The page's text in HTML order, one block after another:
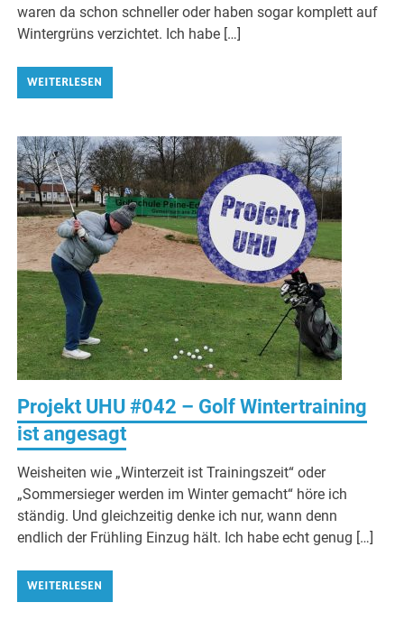
waren da schon schneller oder haben sogar komplett auf
Wintergrüns verzichtet. Ich habe […]
WEITERLESEN
Projekt UHU #042 – Golf Wintertraining
ist angesagt
Weisheiten wie „Winterzeit ist Trainingszeit“ oder
„Sommersieger werden im Winter gemacht“ höre ich
ständig. Und gleichzeitig denke ich nur, wann denn
endlich der Frühling Einzug hält. Ich habe echt genug […]
WEITERLESEN